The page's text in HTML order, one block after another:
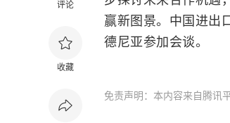
评论
收藏
赢新图景。中国进出
德尼亚参加会谈。
免责声明：本内容来自腾讯